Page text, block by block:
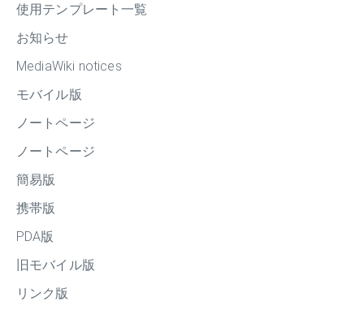
使用テンプレート一覧
お知らせ
MediaWiki notices
モバイル版
ノートページ
ノートページ
簡易版
携帯版
PDA版
旧モバイル版
リンク版